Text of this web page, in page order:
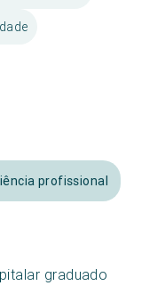
profissional
graduado